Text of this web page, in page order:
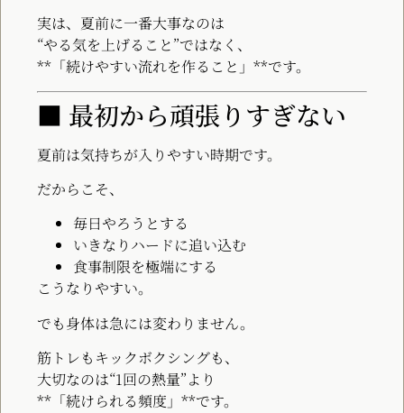
実は、夏前に一番大事なのは
“やる気を上げること”ではなく、
**「続けやすい流れを作ること」**です。
■ 最初から頑張りすぎない
夏前は気持ちが入りやすい時期です。
だからこそ、
毎日やろうとする
いきなりハードに追い込む
食事制限を極端にする
こうなりやすい。
でも身体は急には変わりません。
筋トレもキックボクシングも、
大切なのは“1回の熱量”より
**「続けられる頻度」**です。